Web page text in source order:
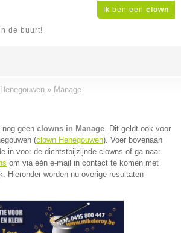
Ik ben een clown
de buurt!
Henegouwen » Manage
geen clowns in Manage. Dit geldt ook voor
(clown Henegouwen). Voer bovenaan
in voor de dichtstbijzijnde clowns of ga naar
om via één e-mail in contact te komen met
Hieronder worden nu overige resultaten